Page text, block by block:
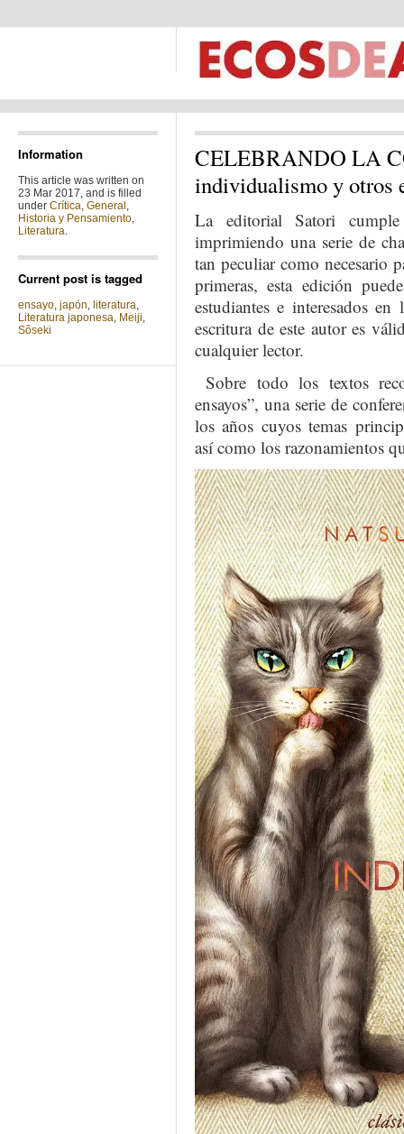
Information
This article was written on
23 Mar 2017, and is filled
under Crítica, General ,
Historia y Pensamiento,
Literatura.
Current post is tagged
ensayo, japón, literatura,
Literatura japonesa, Meiji,
Sôseki
CELEBRANDO LA
individualismo y otros
La editorial Satori
imprimiendo una serie de
tan peculiar como necesario
primeras, esta edición
estudiantes e interesados
escritura de este autor es
cualquier lector.
Sobre todo los textos
ensayos”, una serie de
los años cuyos temas
así como los razonamientos